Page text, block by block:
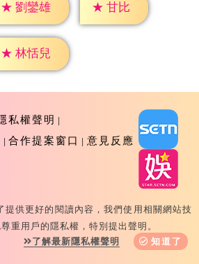
★ 劉鑾雄 ★ 甘比
★ 林恬兒
私權聲明
合作提案窗口 意見反應
用必究 台北市內湖區舊宗路一段159
號 02-8792-8888
提供更好的閱讀內容，我們使用相關網站技
重用戶的隱私權，特別提出聲明。
了解最新隱私權聲明
知道了